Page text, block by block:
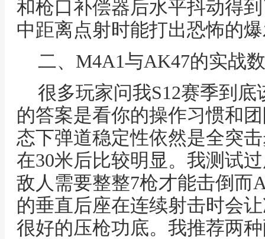
和枪口补偿器后水平抖动得
中距离点射时能打出恐怖的
二、M4A1与AK47的实战
很多玩家问我S12赛季到
的答案是看你的操作习惯和
态下弹道稳定性依然是全突
在30米后比较明显。我测试
敌人需要整整7枪才能击倒而
的垂直后座在连续射击时会
很好的压枪功底。我推荐两